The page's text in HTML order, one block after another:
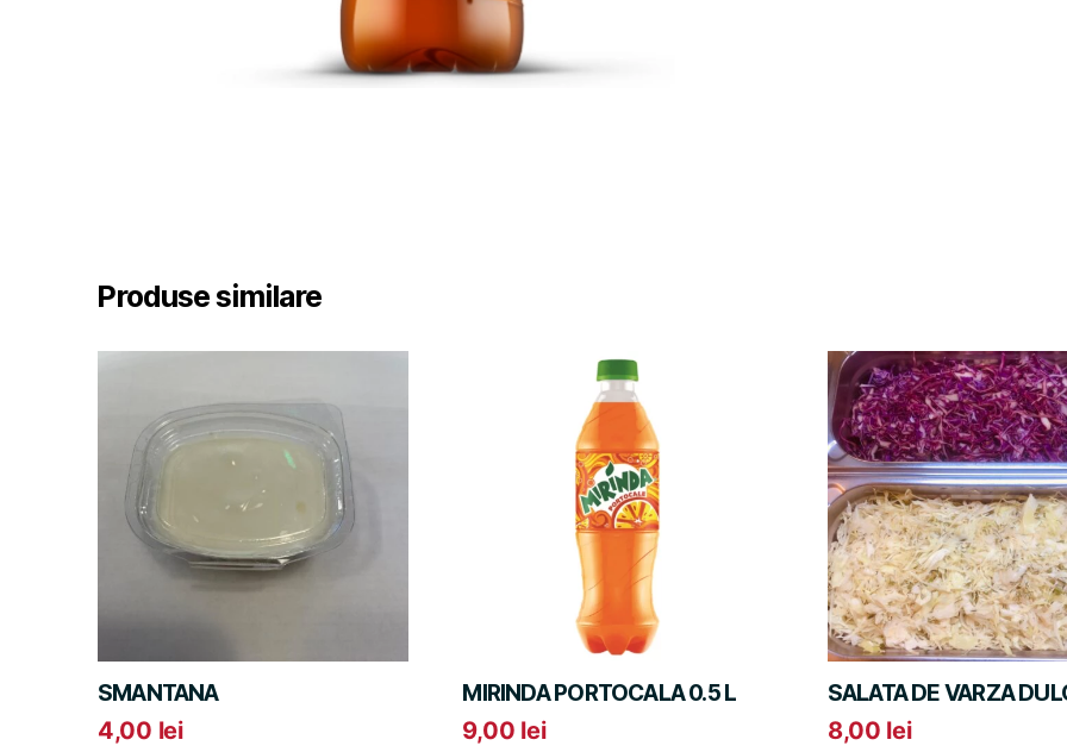
Produse similare
SMANTANA
4,00 lei
MIRINDA PORTOCALA 0.5 L
9,00 lei
SALATA DE VARZA
8,00 lei